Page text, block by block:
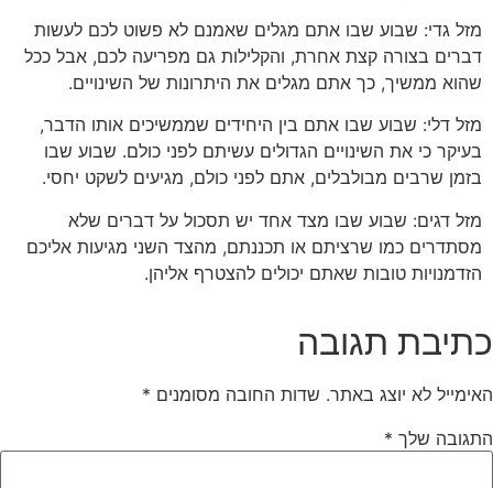
מזל גדי: שבוע שבו אתם מגלים שאמנם לא פשוט לכם לעשות
דברים בצורה קצת אחרת, והקלילות גם מפריעה לכם, אבל ככל
שהוא ממשיך, כך אתם מגלים את היתרונות של השינויים.
מזל דלי: שבוע שבו אתם בין היחידים שממשיכים אותו הדבר,
בעיקר כי את השינויים הגדולים עשיתם לפני כולם. שבוע שבו
בזמן שרבים מבולבלים, אתם לפני כולם, מגיעים לשקט יחסי.
מזל דגים: שבוע שבו מצד אחד יש תסכול על דברים שלא
מסתדרים כמו שרציתם או תכננתם, מהצד השני מגיעות אליכם
הזדמנויות טובות שאתם יכולים להצטרף אליהן.
כתיבת תגובה
האימייל לא יוצג באתר. שדות החובה מסומנים *
התגובה שלך *